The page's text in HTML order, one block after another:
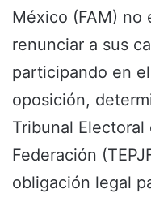
México (FAM) no
renunciar a sus
participando en
oposición,
Tribunal
Federación
obligación legal